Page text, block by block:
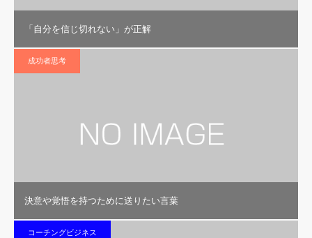
「自分を信じ切れない」が正解
成功者思考
決意や覚悟を持つために送りたい言葉
コーチングビジネス